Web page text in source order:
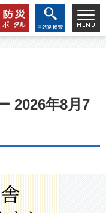
2026年8月7